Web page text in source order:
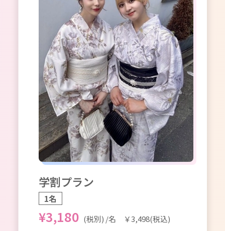
学割プラン
1名
¥3,180 (税別) /名 ￥3,498(税込)